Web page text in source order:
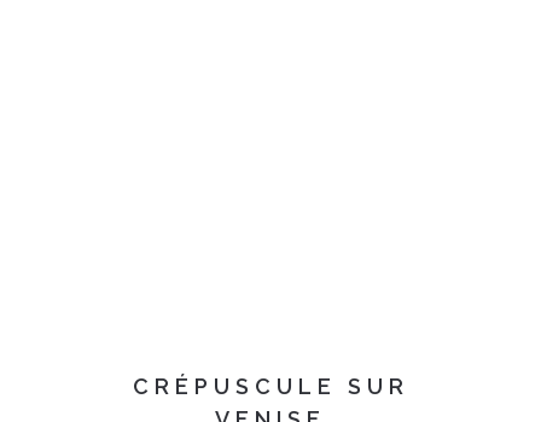
CRÉPUSCULE SUR